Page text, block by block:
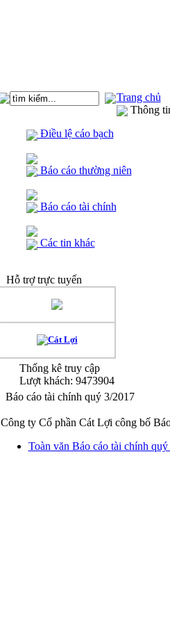
Trang chủ
Thông
Điều lệ cáo bạch
Báo cáo thường niên
Báo cáo tài chính
Các tin khác
Hỗ trợ trực tuyến
Thống kê truy cập
Lượt khách: 9473904
Báo cáo tài chính quý 3/2017
Công ty Cổ phần Cát Lợi công bố
Toàn văn Báo cáo tài chính